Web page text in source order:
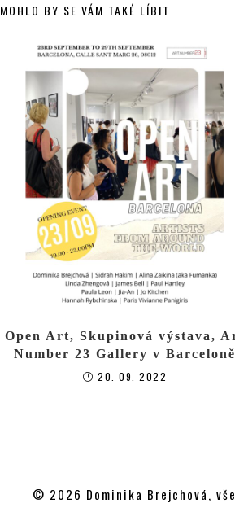
MOHLO BY SE VÁM TAKÉ LÍBIT
Open Art, Skupinová výstava,
Number 23 Gallery v Barceloně
20. 09. 2022
© 2026 Dominika Brejchová,